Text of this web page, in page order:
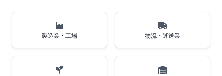
製造業・工場 物流・運送業